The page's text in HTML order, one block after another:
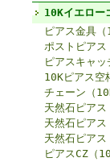
10Kイエロー
ピアス金具（
ポストピアス
ピアスキャ
10Kピアス空
チェーン（
天然石ピアス
天然石ピアス
天然石ピアス
ピアスCZ（